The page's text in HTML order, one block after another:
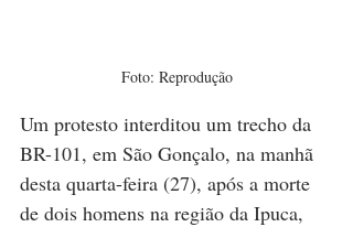
Foto: Reprodução
Um protesto interditou um trecho da
BR-101, em São Gonçalo, na manhã
desta quarta-feira (27), após a morte
de dois homens na região da Ipuca,